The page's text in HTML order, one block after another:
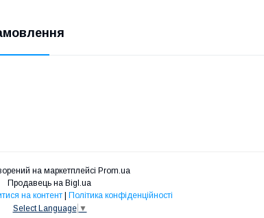
на маркетплейсі Prom.ua
Продавець на Bigl.ua
на контент | Політика конфіденційності
Select Language ▼